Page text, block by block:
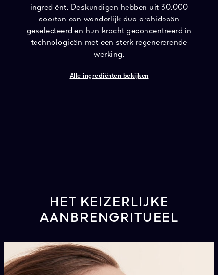
ingrediënt. Deskundigen hebben uit 30.000
soorten een wonderlijk duo orchideeën
geselecteerd en hun kracht geconcentreerd in
technologieën met een sterk regenererende
werking.
Alle ingrediënten bekijken
HET KEIZERLIJKE
AANBRENGRITUEEL